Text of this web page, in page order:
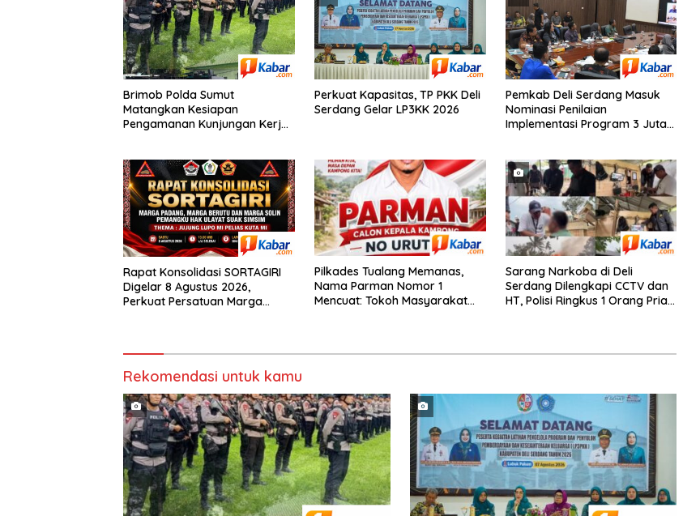
Brimob Polda Sumut
Matangkan Kesiapan
Pengamanan Kunjungan Kerja
Perkuat Kapasitas, TP PKK Deli
Serdang Gelar LP3KK 2026
Pemkab Deli Serdang Masuk
Nominasi Penilaian
Implementasi Program 3 Juta
Rapat Konsolidasi SORTAGIRI
Digelar 8 Agustus 2026,
Perkuat Persatuan Marga
Pilkades Tualang Memanas,
Nama Parman Nomor 1
Mencuat: Tokoh Masyarakat
Sarang Narkoba di Deli
Serdang Dilengkapi CCTV dan
HT, Polisi Ringkus 1 Orang Pria
Rekomendasi untuk kamu